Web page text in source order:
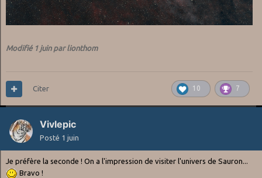
Modifié 1 juinpar lionthom
10 7
Citer
Vivlepic
Posté 1 juin
Je préfère la seconde ! On a l'impression de visiter l'univers de Sauron...
Bravo !